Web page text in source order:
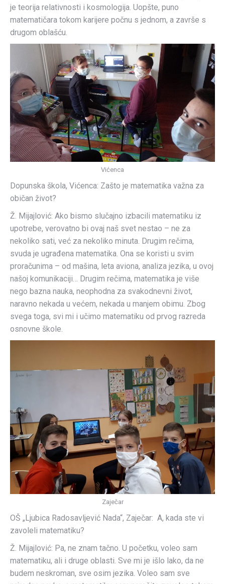
je teorija relativnosti i kosmologija. Uopšte, puno
matematičara tokom karijere počnu s jednom, a završe s
drugom oblašću.
Vićenca
Dopunska škola, Vićenca: Zašto je matematika važna za
običan život?
Ž. Mijajlović: Ako bismo slučajno izbacili matematiku iz
upotrebe, verovatno bi ovaj naš svet nestao – ne za
nekoliko sati, već za nekoliko minuta. Drugim rečima,
svuda je ugrađena matematika. Ona se koristi u svim
proračunima – od mašina, leta aviona, analiza jezika, u ovoj
našoj komunikaciji… Drugim rečima, matematika je više
nego bazna nauka, neophodna za svakodnevni život,
naravno nekada u većem, nekada u manjem obimu. Zbog
svega toga, svi mi i učimo matematiku od prvog razreda
osnovne škole.
Zaječar
OŠ „Ljubica Radosavljević Nada“, Zaječar: A, kada ste vi
zavoleli matematiku?
Ž. Mijajlović: Pa, ne znam tačno. U početku, voleo sam
matematiku, ali i druge oblasti. Sve mi je išlo lako, da ne
budem neskroman, sve osim jezika. Voleo sam sve